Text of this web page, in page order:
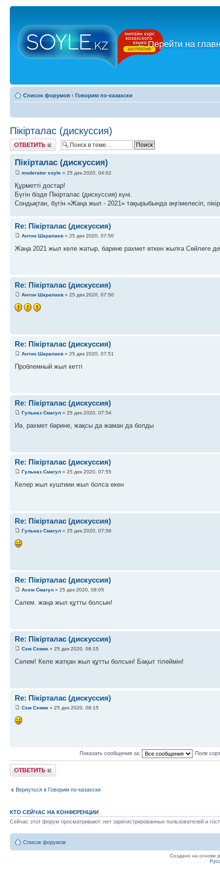
←Перейти на
Список форумов ‹ Говорим по-казахски
Пікірталас (дискуссия)
Ответить
Пікірталас (дискуссия)
moderator soyle » 25 дек 2020, 04:02
Құрметті достар!
Бүгін бізде Пікірталас (дискуссия) күні.
Сондықтан, бүгін «Жаңа жыл - 2021» тақырыбында әңгімелесіп,
Re: Пікірталас (дискуссия)
Антон Шарапаев » 25 дек 2020, 07:50
Жаңа 2021 жыл келе жатыр, барине рахмет өткен жылға Сөйлеге де
Re: Пікірталас (дискуссия)
Антон Шарапаев » 25 дек 2020, 07:50
Re: Пікірталас (дискуссия)
Антон Шарапаев » 25 дек 2020, 07:51
Проблемный жыл кетті
Re: Пікірталас (дискуссия)
Гульназ Смагул » 25 дек 2020, 07:54
Иә, рахмет бәрине, жақсы да жаман да болды
Re: Пікірталас (дискуссия)
Гульназ Смагул » 25 дек 2020, 07:55
Келер жыл куштиии жыл болса екен
Re: Пікірталас (дискуссия)
Гульназ Смагул » 25 дек 2020, 07:58
Re: Пікірталас (дискуссия)
Асем Смагул » 25 дек 2020, 08:05
Салем. жаңа жыл құтты болсын!
Re: Пікірталас (дискуссия)
Сэм Сэмик » 25 дек 2020, 08:15
Сәлем! Келе жатқан жыл құтты болсын! Бақыт тілеймін!
Re: Пікірталас (дискуссия)
Сэм Сэмик » 25 дек 2020, 08:15
Показать сообщения за: Поле
Ответить
Вернуться в Говорим по-казахски
КТО СЕЙЧАС НА КОНФЕРЕНЦИИ
Сейчас этот форум просматривают: нет зарегистрированных пользователей и
Список форумов
Создано на основе